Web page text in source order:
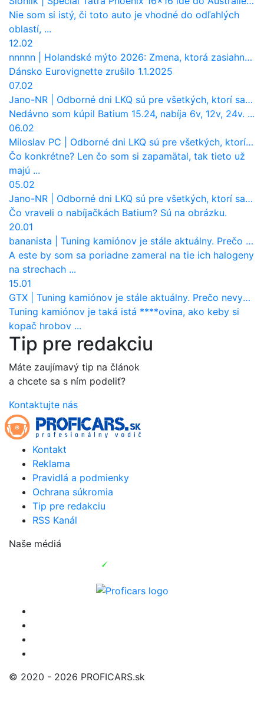
Nie som si istý, či toto auto je vhodné do odľahlých
oblastí, ...
12.02
nnnnn
Holandské mýto 2026: Zmena, ktorá zasiahne slovenských dopravcov
Dánsko Eurovignette zrušilo 1.1.2025
07.02
Jano-NR
Odborné dni LKQ sú pre všetkých, ktorí sa chcú dozvedieť niečo viac
Nedávno som kúpil Batium 15.24, nabíja 6v, 12v, 24v. ...
06.02
Miloslav PC
Odborné dni LKQ sú pre všetkých, ktorí sa chcú dozvedieť niečo viac
Čo konkrétne? Len čo som si zapamätal, tak tieto už
majú ...
05.02
Jano-NR
Odborné dni LKQ sú pre všetkých, ktorí sa chcú dozvedieť niečo viac
Čo vraveli o nabíjačkách Batium? Sú na obrázku.
20.01
bananista
Tuning kamiónov je stále aktuálny. Prečo nevyhynul ako pri osobákoch?
A este by som sa poriadne zameral na tie ich halogeny
na strechach ...
15.01
GTX
Tuning kamiónov je stále aktuálny. Prečo nevyhynul ako pri osobákoch?
Tuning kamiónov je taká istá ****ovina, ako keby si
kopač hrobov ...
Tip pre redakciu
Máte zaujímavý tip na článok
a chcete sa s ním podeliť?
Kontaktujte nás
Kontakt
Reklama
Pravidlá a podmienky
Ochrana súkromia
Tip pre redakciu
RSS Kanál
Naše médiá
© 2020 - 2026 PROFICARS.sk